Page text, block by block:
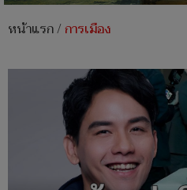
หน้าแรก/การเมือง